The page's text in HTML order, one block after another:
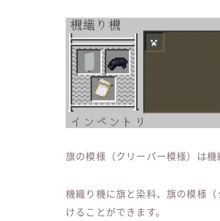
旗の模様（クリーパー模様）は機
機織り機に旗と染料、旗の模様
けることができます。